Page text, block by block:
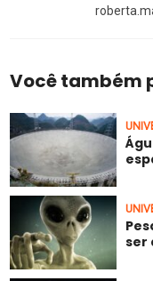
Você também
ser